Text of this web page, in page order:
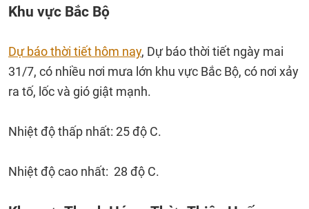
Khu vực Bắc Bộ
Dự báo thời tiết hôm nay, Dự báo thời tiết ngày mai
31/7, có nhiều nơi mưa lớn khu vực Bắc Bộ, có nơi xảy
ra tố, lốc và gió giật mạnh.
Nhiệt độ thấp nhất: 25 độ C.
Nhiệt độ cao nhất: 28 độ C.